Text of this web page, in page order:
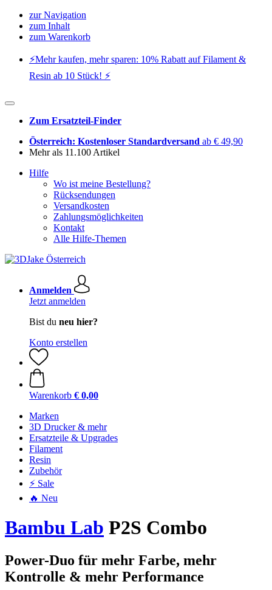
zur Navigation
zum Inhalt
zum Warenkorb
⚡️Mehr kaufen, mehr sparen: 10% Rabatt auf Filament &
Resin ab 10 Stück! ⚡️
Zum Ersatzteil-Finder
Österreich: Kostenloser Standardversand ab € 49,90
Mehr als 11.100 Artikel
Hilfe
Wo ist meine Bestellung?
Rücksendungen
Versandkosten
Zahlungsmöglichkeiten
Kontakt
Alle Hilfe-Themen
Anmelden
Jetzt anmelden
Bist du neu hier?
Konto erstellen
Warenkorb € 0,00
Marken
3D Drucker & mehr
Ersatzteile & Upgrades
Filament
Resin
Zubehör
⚡ Sale
🔥 Neu
Bambu Lab P2S Combo
Power-Duo für mehr Farbe, mehr
Kontrolle & mehr Performance